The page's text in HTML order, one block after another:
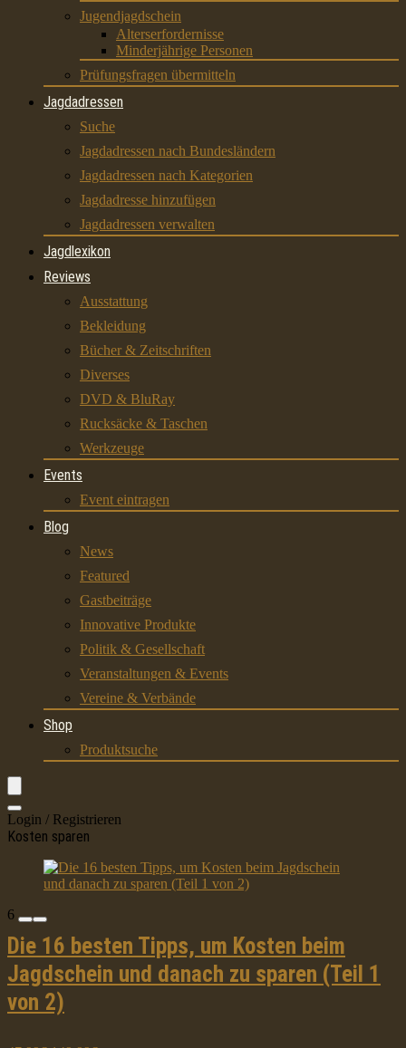
Jugendjagdschein
Alterserfordernisse
Minderjährige Personen
Prüfungsfragen übermitteln
Jagdadressen
Suche
Jagdadressen nach Bundesländern
Jagdadressen nach Kategorien
Jagdadresse hinzufügen
Jagdadressen verwalten
Jagdlexikon
Reviews
Ausstattung
Bekleidung
Bücher & Zeitschriften
Diverses
DVD & BluRay
Rucksäcke & Taschen
Werkzeuge
Events
Event eintragen
Blog
News
Featured
Gastbeiträge
Innovative Produkte
Politik & Gesellschaft
Veranstaltungen & Events
Vereine & Verbände
Shop
Produktsuche
Login / Registrieren
Kosten sparen
6
Die 16 besten Tipps, um Kosten beim
Jagdschein und danach zu sparen (Teil 1
von 2)